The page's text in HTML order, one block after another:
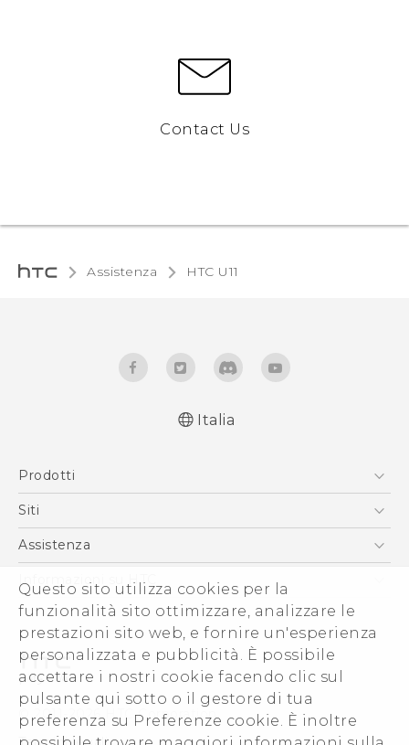
Questo sito utilizza cookies per la
funzionalità sito ottimizzare, analizzare le
prestazioni sito web, e fornire un'esperienza
personalizzata e pubblicità. È possibile
accettare i nostri cookie facendo clic sul
pulsante qui sotto o il gestore di tua
preferenza su Preferenze cookie. È inoltre
Contact Us
Assistenza HTC U11‎
normativa (Dual Nano-Sim)
Italiano - Guida sulla sicurezza e sulla
Italia
Prodotti
Smartphone
Vive
Accessori
Siti
HTC VIVE
Assistenza
Ecommerce Assistenza
Informazioni su HTC
ESG
Uffici Commerciali
Investitori (Inglese)
Cookie Preferences
Lavora con noi
© 2011-2026 HTC Corporation